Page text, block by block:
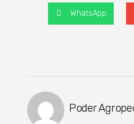
WhatsApp
Poder